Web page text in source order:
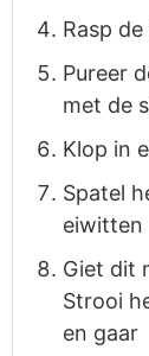
Rasp
Pureer
met de
Klop in
Spatel
eiwitten
Giet dit
Strooi
en gaar